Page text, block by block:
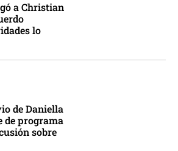
a Christian
lo
de Daniella
de programa
sobre